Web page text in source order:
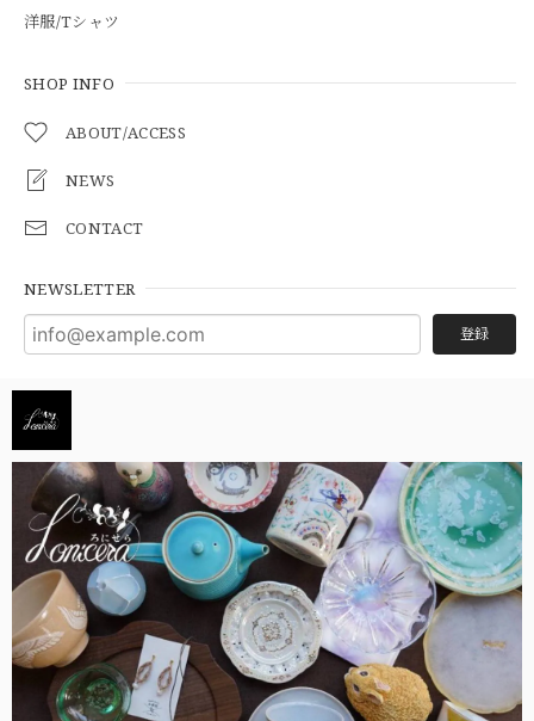
洋服/Tシャツ
SHOP INFO
ABOUT/ACCESS
NEWS
CONTACT
NEWSLETTER
登録